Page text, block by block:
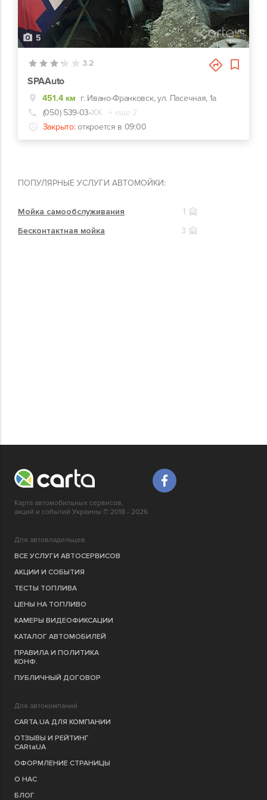
5
3.2
SPAAuto
451.4 км г. Ивано-Франковск, ул. Пасечная, 1а
(050) 539-03-ХХ
+ еще 2
Закрыто: откроется в 09:00
ПОПУЛЯРНЫЕ УСЛУГИ АВТОМОЙКИ:
Мойка самообслуживания
1
Бесконтактная мойка
3
Карта автомобильных сервисов,
акций и событий Украины © 2018 - 2026
Для автовладельцев
ВСЕ УСЛУГИ АВТОСЕРВИСОВ
АКЦИИ И СОБЫТИЯ
ТЕСТЫ ТОПЛИВА
ЦЕНЫ НА ТОПЛИВО
КАМЕРЫ ВИДЕОФИКСАЦИИ
КАТАЛОГ АВТОМОБИЛЕЙ
ПРАВИЛА И ПОЛИТИКА
КОНФ.
ПУБЛИЧНЫЙ ДОГОВОР
Для автокомпаний
CARTA.UA ДЛЯ КОМПАНИИ
ОТЗЫВЫ И РЕЙТИНГ
CARtaUA
ОФОРМЛЕНИЕ СТРАНИЦЫ
О НАС
БЛОГ